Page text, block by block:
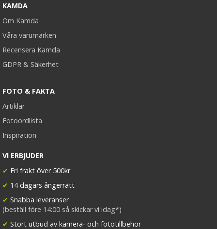
KAMDA
Om Kamda
Våra varumärken
Recensera Kamda
GDPR & Säkerhet
FOTO & FAKTA
Artiklar
Fotoordlista
Inspiration
VI ERBJUDER
✔ Fri frakt över 500kr
✔ 14 dagars ångerrätt
✔ Snabba leveranser
(beställ före 14:00 så skickar vi idag*)
✔ Stort utbud av kamera- och fototillbehör